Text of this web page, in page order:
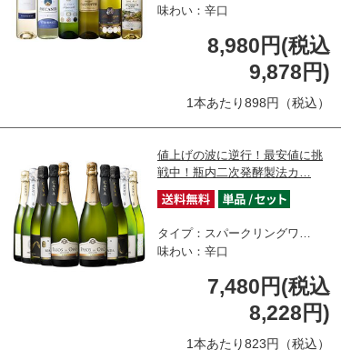
味わい：辛口
8,980円(税込
9,878円)
1本あたり898円（税込）
値上げの波に逆行！最安値に挑
戦中！瓶内二次発酵製法カ…
タイプ：スパークリングワ…
味わい：辛口
7,480円(税込
8,228円)
1本あたり823円（税込）